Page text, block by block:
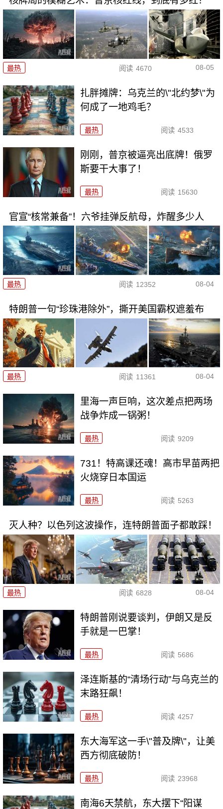
最热 阅读 4670 08-05
扎胖摊牌：乌克兰的\"北约梦\"为
何成了一地鸡毛？
最热 阅读 4533
刚刚，普京被逼亮出底牌！俄罗
斯要干大事了！
最热 阅读 15630
官宣“核常兼备”！六爷挂弹反航母，炸醒多少人
最热 阅读 12352 08-04
特朗普一句“珍珠港除外”，撕开美国霸权遮羞布
最热 阅读 11361 08-04
里海一声巨响，这次差点把两场
战争炸成一锅粥！
最热 阅读 9209
731！特高课还魂！高市早苗两把
火烧穿日本国运
最热 阅读 5263
灭人种？以色列这波操作，连特朗普面子都敢踩！
最热 阅读 6828 08-04
特朗普刚说要谈判，伊朗又是反
手就是一巴掌！
最热 阅读 5686
泽连斯基的“清场行动”与乌克兰的
末路狂飙！
最热 阅读 4257
东大海军这一手\"普及牌\"，让美
西方彻底破防！
最热 阅读 23968
南海6天禁航，东大摆下“阳谋